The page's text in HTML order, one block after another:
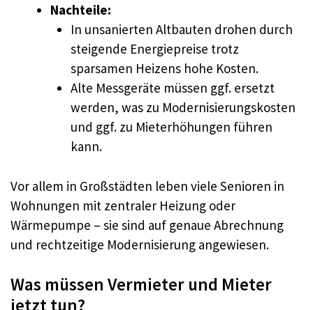
Nachteile:
In unsanierten Altbauten drohen durch
steigende Energiepreise trotz
sparsamen Heizens hohe Kosten.
Alte Messgeräte müssen ggf. ersetzt
werden, was zu Modernisierungskosten
und ggf. zu Mieterhöhungen führen
kann.
Vor allem in Großstädten leben viele Senioren in
Wohnungen mit zentraler Heizung oder
Wärmepumpe – sie sind auf genaue Abrechnung
und rechtzeitige Modernisierung angewiesen.
Was müssen Vermieter und Mieter
jetzt tun?